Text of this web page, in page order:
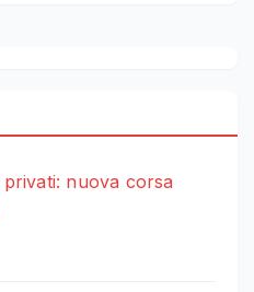
nuova corsa